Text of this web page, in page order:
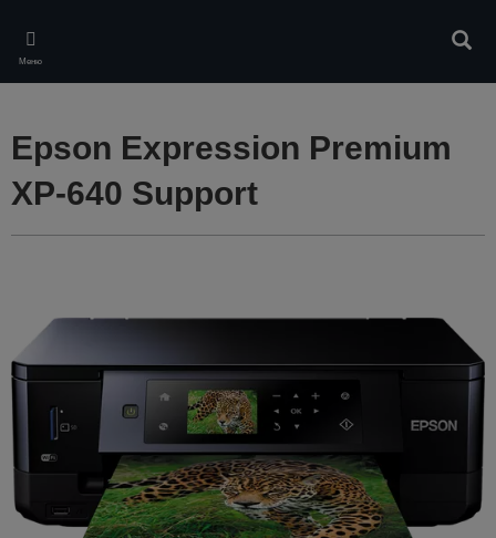
main
content
Меню
Epson Expression Premium
XP-640 Support